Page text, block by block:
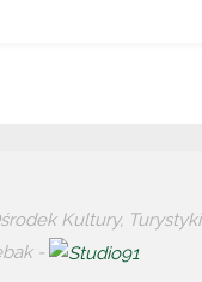
Kultury,
-